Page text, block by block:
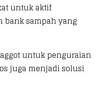
untuk aktif
bank sampah yang
untuk penguraian
juga menjadi solusi